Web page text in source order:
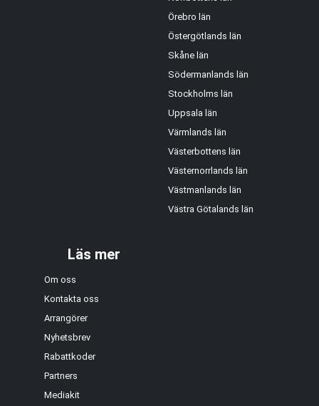
Örebro län
Östergötlands län
Skåne län
Södermanlands län
Stockholms län
Uppsala län
Värmlands län
Västerbottens län
Västernorrlands län
Västmanlands län
Västra Götalands län
Läs mer
Om oss
Kontakta oss
Arrangörer
Nyhetsbrev
Rabattkoder
Partners
Mediakit